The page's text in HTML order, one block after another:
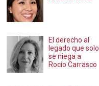
El derecho al
legado que solo
se niega a
Rocío Carrasco